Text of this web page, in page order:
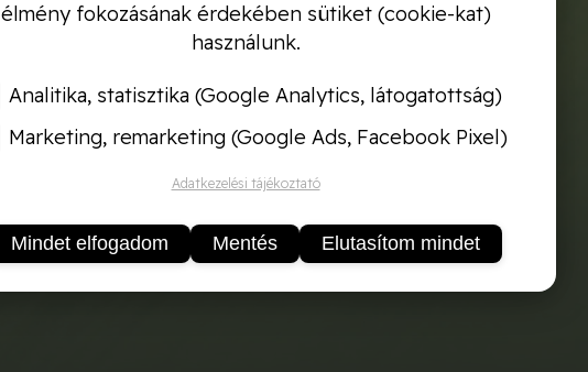
élmény fokozásának érdekében sütiket (cookie-kat)
használunk.
Analitika, statisztika (Google Analytics, látogatottság)
Marketing, remarketing (Google Ads, Facebook Pixel)
Adatkezelési tájékoztató
Mindet elfogadom Mentés Elutasítom mindet